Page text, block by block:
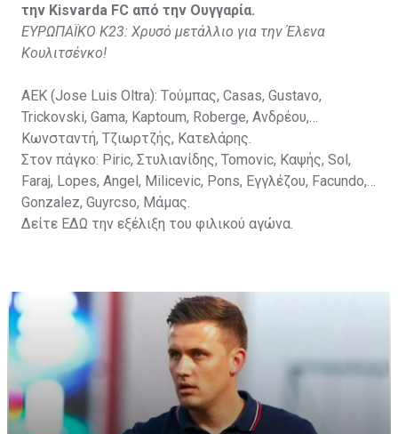
την Kisvarda FC από την Ουγγαρία.
ΕΥΡΩΠΑΪΚΟ Κ23: Χρυσό μετάλλιο για την Έλενα
Κουλιτσένκο!
ΑΕΚ (Jose Luis Oltra): Tούμπας, Casas, Gustavo,
Trickovski, Gama, Κaptoum, Roberge, Aνδρέου,
Κωνσταντή, Τζιωρτζής, Κατελάρης.
Στον πάγκο: Piric, Στυλιανίδης, Tomovic, Καψής, Sol,
Faraj, Lopes, Angel, Milicevic, Pons, Εγγλέζου, Facundo,
Gonzalez, Guyrcso, Μάμας.
Δείτε ΕΔΩ την εξέλιξη του φιλικού αγώνα.